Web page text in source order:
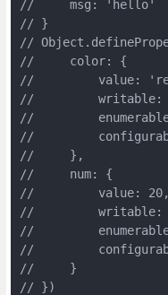
//     msg: 'hello'
// }
//
//     color: {
//         value:
//         writable:
//
//
//     },
//     num: {
//         value: 20,
//         writable:
//
//
//     }
// })